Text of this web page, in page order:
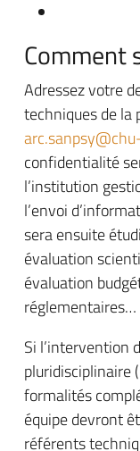
Comment
Adressez votre
techniques de la
confidentialité
l’institution
l’envoi
sera ensuite
évaluation
évaluation
réglementaires…
Si l’intervention
pluridisciplinaire
formalités
équipe devront
référents